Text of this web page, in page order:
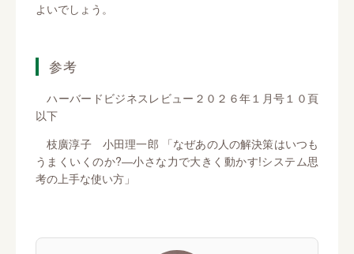
よいでしょう。
参考
ハーバードビジネスレビュー２０２６年１月号１０頁
以下
枝廣淳子 小田理一郎 「なぜあの人の解決策はいつも
うまくいくのか?―小さな力で大きく動かす!システム思
考の上手な使い方」